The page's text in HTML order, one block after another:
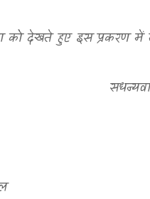
को देखते हुए इस प्रकरण में